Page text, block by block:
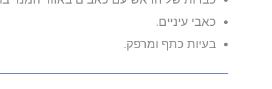
כאבי עיניים.
בעיות כתף ומרפק.